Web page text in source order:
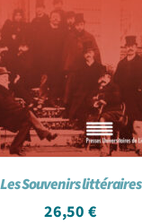
Les Souvenirs littéraires
26,50 €